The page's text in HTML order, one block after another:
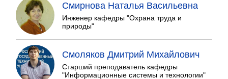
Смирнова Наталья Васильевна
Инженер кафедры "Охрана труда и
природы"
Смоляков Дмитрий Михайлович
Старший преподаватель кафедры
"Информационные системы и технологии"